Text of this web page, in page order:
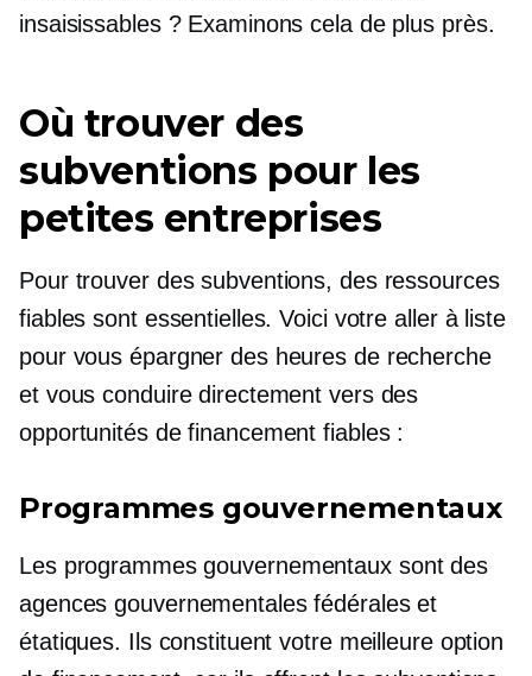
insaisissables ? Examinons cela de plus près.
Où trouver des
subventions pour les
petites entreprises
Pour trouver des subventions, des ressources
fiables sont essentielles. Voici votrealler àliste
pour vous épargner des heures de recherche
et vous conduire directement vers des
opportunités de financement fiables :
Programmes gouvernementaux
Les programmes gouvernementaux sont des
agences gouvernementales fédérales et
étatiques. Ils constituent votre meilleure option